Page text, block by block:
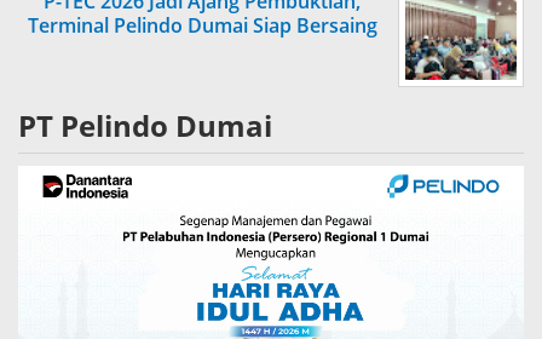
Terminal Pelindo Dumai Siap Bersaing
PT Pelindo Dumai